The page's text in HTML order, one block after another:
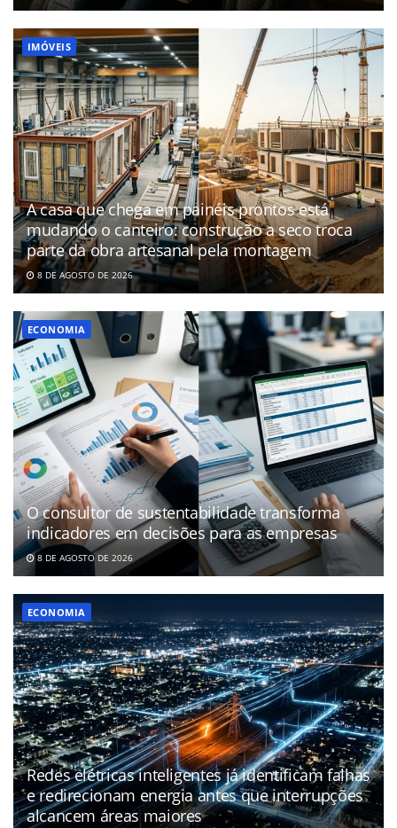
IMÓVEIS
A casa que chega em painéis prontos está
mudando o canteiro: construção a seco troca
parte da obra artesanal pela montagem
8 DE AGOSTO DE 2026
ECONOMIA
O consultor de sustentabilidade transforma
indicadores em decisões para as empresas
8 DE AGOSTO DE 2026
ECONOMIA
Redes elétricas inteligentes já identificam falhas
e redirecionam energia antes que interrupções
alcancem áreas maiores